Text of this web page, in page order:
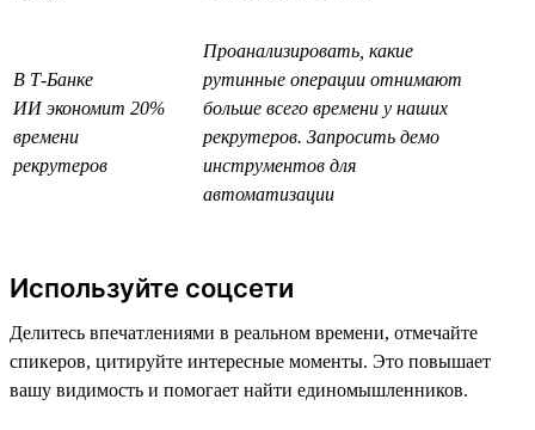
В Т-Банке
ИИ экономит 20%
времени
рекрутеров
Проанализировать, какие
рутинные операции отнимают
больше всего времени у наших
рекрутеров. Запросить демо
инструментов для
автоматизации
Используйте соцсети
Делитесь впечатлениями в реальном времени, отмечайте
спикеров, цитируйте интересные моменты. Это повышает
вашу видимость и помогает найти единомышленников.